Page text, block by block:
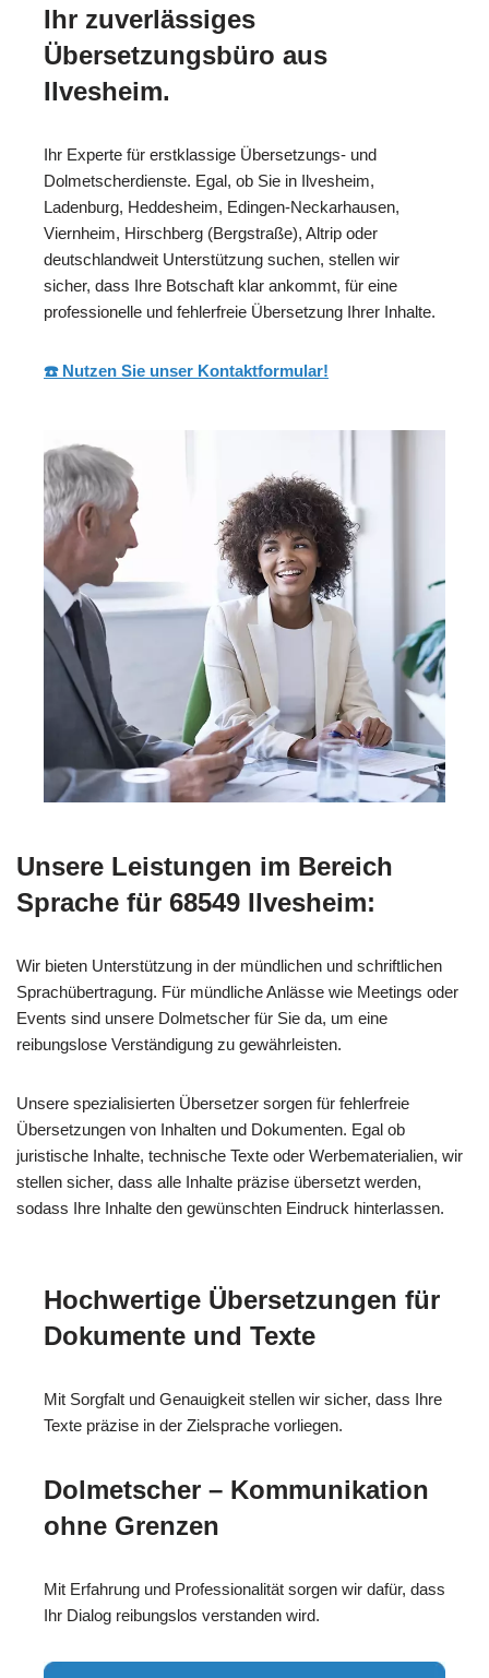
Ihr zuverlässiges
Übersetzungsbüro aus
Ilvesheim.
Ihr Experte für erstklassige Übersetzungs- und
Dolmetscherdienste. Egal, ob Sie in Ilvesheim,
Ladenburg, Heddesheim, Edingen-Neckarhausen,
Viernheim, Hirschberg (Bergstraße), Altrip oder
deutschlandweit Unterstützung suchen, stellen wir
sicher, dass Ihre Botschaft klar ankommt, für eine
professionelle und fehlerfreie Übersetzung Ihrer Inhalte.
☎️ Nutzen Sie unser Kontaktformular!
Unsere Leistungen im Bereich
Sprache für 68549 Ilvesheim:
Wir bieten Unterstützung in der mündlichen und schriftlichen
Sprachübertragung. Für mündliche Anlässe wie Meetings oder
Events sind unsere Dolmetscher für Sie da, um eine
reibungslose Verständigung zu gewährleisten.
Unsere spezialisierten Übersetzer sorgen für fehlerfreie
Übersetzungen von Inhalten und Dokumenten. Egal ob
juristische Inhalte, technische Texte oder Werbematerialien, wir
stellen sicher, dass alle Inhalte präzise übersetzt werden,
sodass Ihre Inhalte den gewünschten Eindruck hinterlassen.
Hochwertige Übersetzungen für
Dokumente und Texte
Mit Sorgfalt und Genauigkeit stellen wir sicher, dass Ihre
Texte präzise in der Zielsprache vorliegen.
Dolmetscher – Kommunikation
ohne Grenzen
Mit Erfahrung und Professionalität sorgen wir dafür, dass
Ihr Dialog reibungslos verstanden wird.